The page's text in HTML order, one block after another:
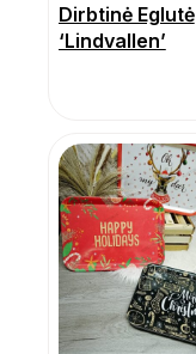
Dirbtinė Eglutė
‘Lindvallen’